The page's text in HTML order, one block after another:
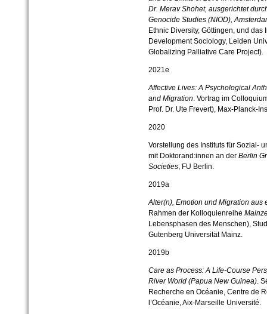
Dr. Merav Shohet, ausgerichtet
Genocide Studies (NIOD),
Ethnic Diversity, Göttingen, und
Development Sociology, Leiden
Globalizing Palliative Care Project).
2021e
Affective Lives: A Psychological
and Migration. Vortrag im
Prof. Dr. Ute Frevert), Max-Planck-
2020
Vorstellung des Instituts für Sozial-
mit Doktorand:innen an der Berlin
Societies, FU Berlin.
2019a
Alter(n), Emotion und Migration aus
Rahmen der Kolloquienreihe
Lebensphasen des Menschen),
Gutenberg Universität Mainz.
2019b
Care as Process: A Life-Course
River World (Papua New Guinea).
Recherche en Océanie, Centre de
l’Océanie, Aix-Marseille Université.